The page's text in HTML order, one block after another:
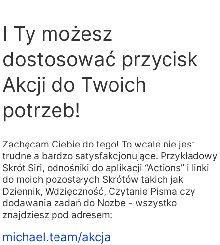
I Ty możesz
dostosować przycisk
Akcji do Twoich
potrzeb!
Zachęcam Ciebie do tego! To wcale nie jest
trudne a bardzo satysfakcjonujące. Przykładowy
Skrót Siri, odnośniki do aplikacji “Actions” i linki
do moich pozostałych Skrótów takich jak
Dziennik, Wdzięczność, Czytanie Pisma czy
dodawania zadań do Nozbe - wszystko
znajdziesz pod adresem:
michael.team/akcja